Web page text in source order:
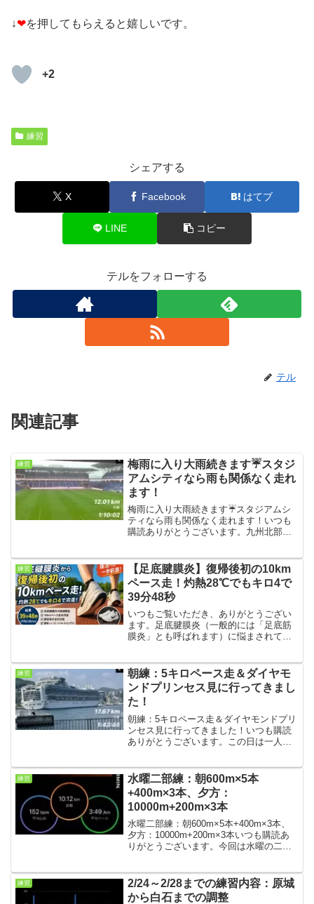
↓❤を押してもらえると嬉しいです。
+2
練習
シェアする
X Facebook はてブ
LINE コピー
テルをフォローする
テル
関連記事
練習
梅雨に入り大雨続きます☔スタジ
アムシティなら雨も関係なく走れ
ます！
梅雨に入り大雨続きます☔スタジアムシ
ティなら雨も関係なく走れます！いつも
購読ありがとうございます。九州北部は
ィのモーニングウォーク＆ランがお勧め
です。練習結果・気温21...
練習
【足底腱膜炎】復帰後初の10km
ペース走！灼熱28℃でもキロ4で
39分48秒
いつもご覧いただき、ありがとうござい
ます。足底腱膜炎（一般的には「足底筋
膜炎」とも呼ばれます）に悩まされて約2
果は39分48秒（平均3:59/km）。気温2...
練習
朝練：5キロペース走＆ダイヤモ
ンドプリンセス見に行ってきまし
た！
朝練：5キロペース走＆ダイヤモンドプリ
ンセス見に行ってきました！いつも購読
ありがとうございます。この日は一人で5
見に行ってきました。朝練条件・気温
14℃、快晴 まだゴー...
練習
水曜二部練：朝600m×5本
+400m×3本、夕方：
10000m+200m×3本
水曜二部練：朝600m×5本+400m×3本、
夕方：10000m+200m×3本いつも購読あ
りがとうございます。今回は水曜の二部
ず。朝練条件・気温20℃、曇り時々小
雨、7...
練習
2/24～2/28までの練習内容：原城
から白石までの調整